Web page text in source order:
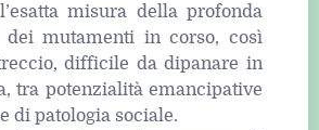
misura della profonda
dei mutamenti in corso, così
difficile da dipanare in
tra potenzialità emancipative
di patologia sociale.